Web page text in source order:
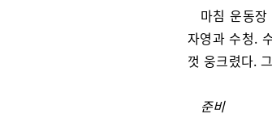
마침 운동
자영과 수청.
껏 웅크렸다.
준비